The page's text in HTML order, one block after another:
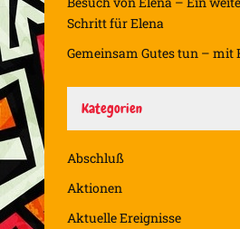
Schritt für Elena
Gemeinsam Gutes tun – mit
Kategorien
Abschluß
Aktionen
Aktuelle Ereignisse